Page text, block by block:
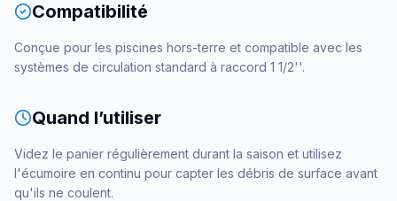
Compatibilité
Conçue pour les piscines hors-terre et compatible avec les
systèmes de circulation standard à raccord 1 1/2''.
Quand l’utiliser
Videz le panier régulièrement durant la saison et utilisez
l'écumoire en continu pour capter les débris de surface avant
qu'ils ne coulent.